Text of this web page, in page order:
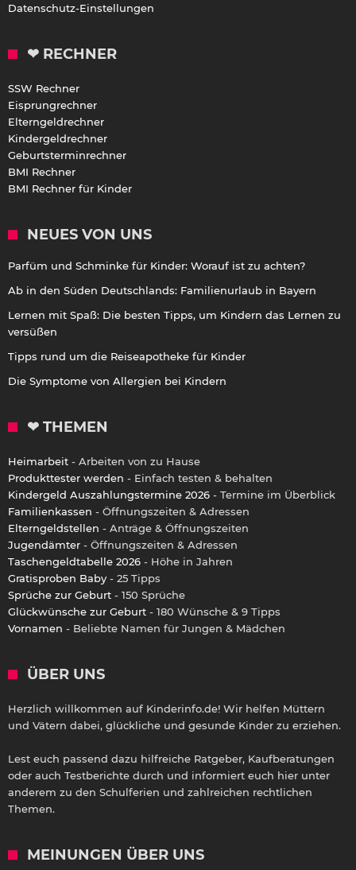
Datenschutz-Einstellungen
❤ RECHNER
SSW Rechner
Eisprungrechner
Elterngeldrechner
Kindergeldrechner
Geburtsterminrechner
BMI Rechner
BMI Rechner für Kinder
NEUES VON UNS
Parfüm und Schminke für Kinder: Worauf ist zu achten?
Ab in den Süden Deutschlands: Familienurlaub in Bayern
Lernen mit Spaß: Die besten Tipps, um Kindern das Lernen zu
versüßen
Tipps rund um die Reiseapotheke für Kinder
Die Symptome von Allergien bei Kindern
❤ THEMEN
Heimarbeit - Arbeiten von zu Hause
Produkttester werden - Einfach testen & behalten
Kindergeld Auszahlungstermine 2026 - Termine im Überblick
Familienkassen - Öffnungszeiten & Adressen
Elterngeldstellen - Anträge & Öffnungszeiten
Jugendämter - Öffnungszeiten & Adressen
Taschengeldtabelle 2026 - Höhe in Jahren
Gratisproben Baby - 25 Tipps
Sprüche zur Geburt - 150 Sprüche
Glückwünsche zur Geburt - 180 Wünsche & 9 Tipps
Vornamen - Beliebte Namen für Jungen & Mädchen
ÜBER UNS
Herzlich willkommen auf Kinderinfo.de! Wir helfen Müttern
und Vätern dabei, glückliche und gesunde Kinder zu erziehen.
Lest euch passend dazu hilfreiche Ratgeber, Kaufberatungen
oder auch Testberichte durch und informiert euch hier unter
anderem zu den Schulferien und zahlreichen rechtlichen
Themen.
MEINUNGEN ÜBER UNS